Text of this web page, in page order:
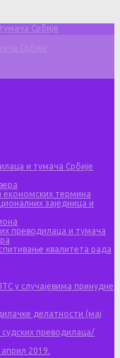
Србије
и тумача Србије
економских термина
заједница и
преводилаца и тумача
квалитета рада
у случајевима принудне
делатности (мај
преводилаца/
април 2019.